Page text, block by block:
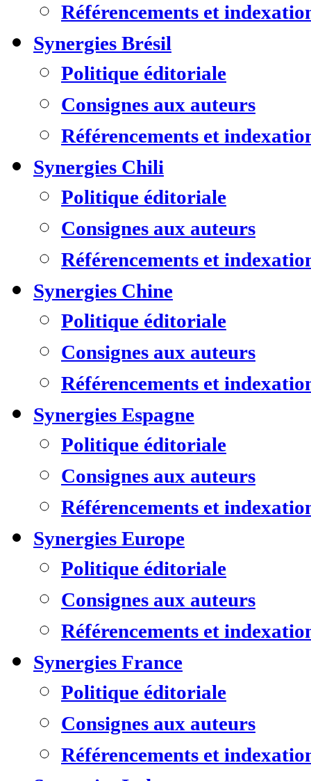
Référencements et
Synergies Brésil
Politique éditoriale
Consignes aux auteurs
Référencements et
Synergies Chili
Politique éditoriale
Consignes aux auteurs
Référencements et
Synergies Chine
Politique éditoriale
Consignes aux auteurs
Référencements et
Synergies Espagne
Politique éditoriale
Consignes aux auteurs
Référencements et
Synergies Europe
Politique éditoriale
Consignes aux auteurs
Référencements et
Synergies France
Politique éditoriale
Consignes aux auteurs
Référencements et